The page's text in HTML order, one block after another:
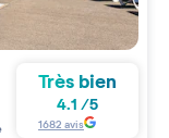
Très bien
4.1 /5
1682 avis